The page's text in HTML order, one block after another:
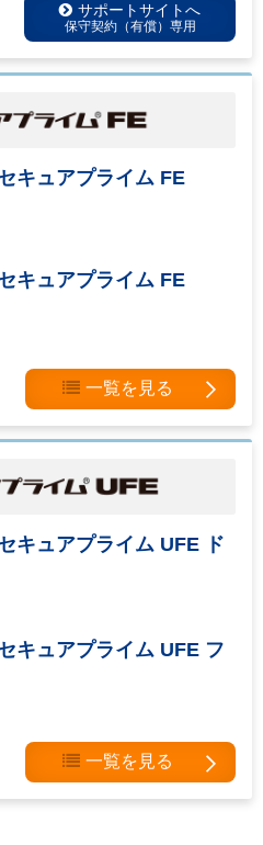
サポートサイトへ
保守契約（有償）専用
キュアプライム FE
キュアプライム FE
一覧を見る
キュアプライム UFE ド
キュアプライム UFE フ
一覧を見る